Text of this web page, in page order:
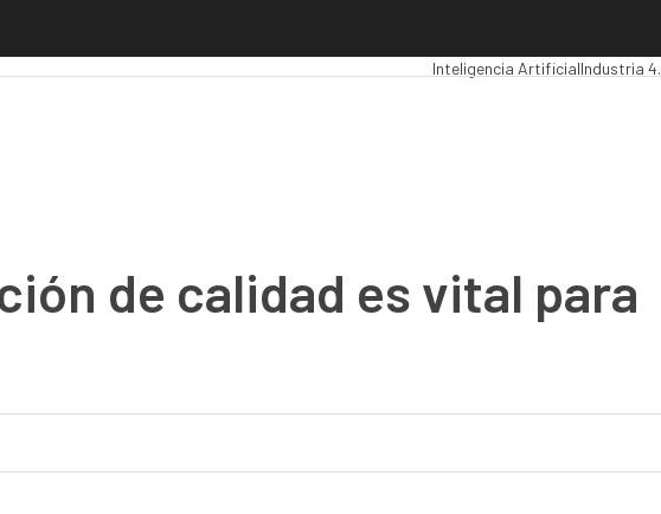
Inteligencia ArtificialIndustria
de calidad es vital para